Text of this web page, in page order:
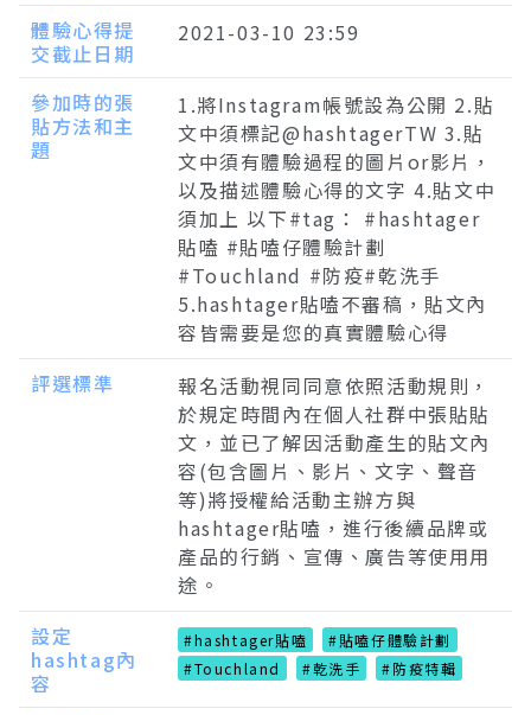
體驗心得提
交截止日期
2021-03-10 23:59
參加時的張
貼方法和主
題
1.將Instagram帳號設為公開 2.貼
文中須標記@hashtagerTW 3.貼
文中須有體驗過程的圖片or影片，
以及描述體驗心得的文字 4.貼文中
須加上 以下#tag： #hashtager
貼嗑 #貼嗑仔體驗計劃
#Touchland #防疫#乾洗手
5.hashtager貼嗑不審稿，貼文內
容皆需要是您的真實體驗心得
評選標準
報名活動視同同意依照活動規則，
於規定時間內在個人社群中張貼貼
文，並已了解因活動產生的貼文內
容(包含圖片、影片、文字、聲音
等)將授權給活動主辦方與
hashtager貼嗑，進行後續品牌或
產品的行銷、宣傳、廣告等使用用
途。
設定
hashtag內
容
#hashtager貼嗑
#貼嗑仔體驗計劃
#Touchland
#乾洗手 #防疫特輯